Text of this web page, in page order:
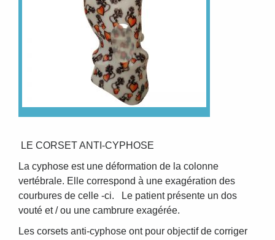
LE CORSET ANTI-CYPHOSE
La cyphose est une déformation de la colonne
vertébrale. Elle correspond à une exagération des
courbures de celle -ci. Le patient présente un dos
vouté et / ou une cambrure exagérée.
Les corsets anti-cyphose ont pour objectif de corriger